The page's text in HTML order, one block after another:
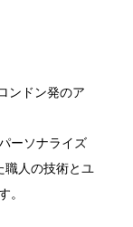
ンドン発のア
ーソナライズ
職人の技術とユ
。